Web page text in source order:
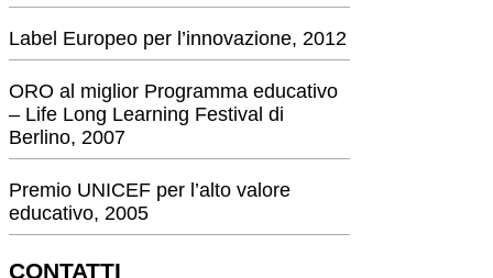
Label Europeo per l’innovazione, 2012
ORO al miglior Programma educativo
– Life Long Learning Festival di
Berlino, 2007
Premio UNICEF per l’alto valore
educativo, 2005
CONTATTI